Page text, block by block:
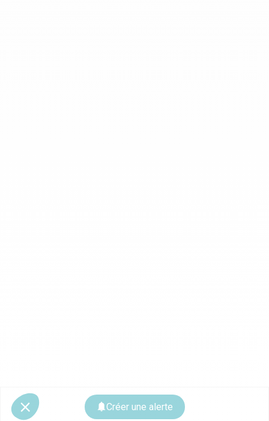
Créer une alerte